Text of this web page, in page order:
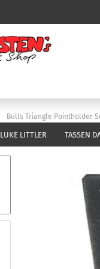
LUKE LITTLER TASSEN
Bulls Triangle Pointholder